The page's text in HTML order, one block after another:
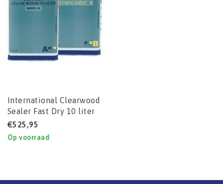
International Clearwood
Sealer Fast Dry 10 liter
€525,95
Op voorraad